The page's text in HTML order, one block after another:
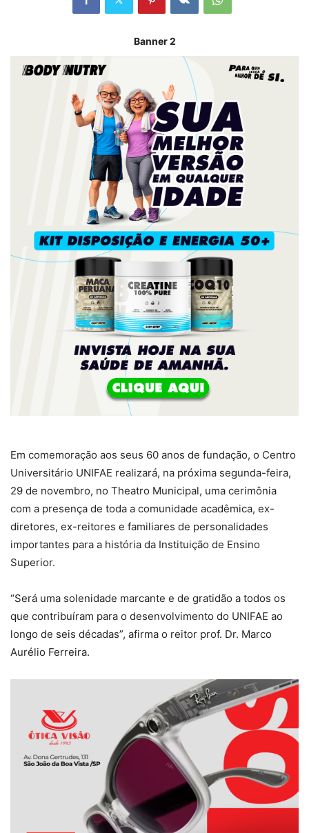
Banner 2
Em comemoração aos seus 60 anos de fundação, o Centro
Universitário UNIFAE realizará, na próxima segunda-feira,
29 de novembro, no Theatro Municipal, uma cerimônia
com a presença de toda a comunidade acadêmica, ex-
diretores, ex-reitores e familiares de personalidades
importantes para a história da Instituição de Ensino
Superior.
“Será uma solenidade marcante e de gratidão a todos os
que contribuíram para o desenvolvimento do UNIFAE ao
longo de seis décadas”, afirma o reitor prof. Dr. Marco
Aurélio Ferreira.